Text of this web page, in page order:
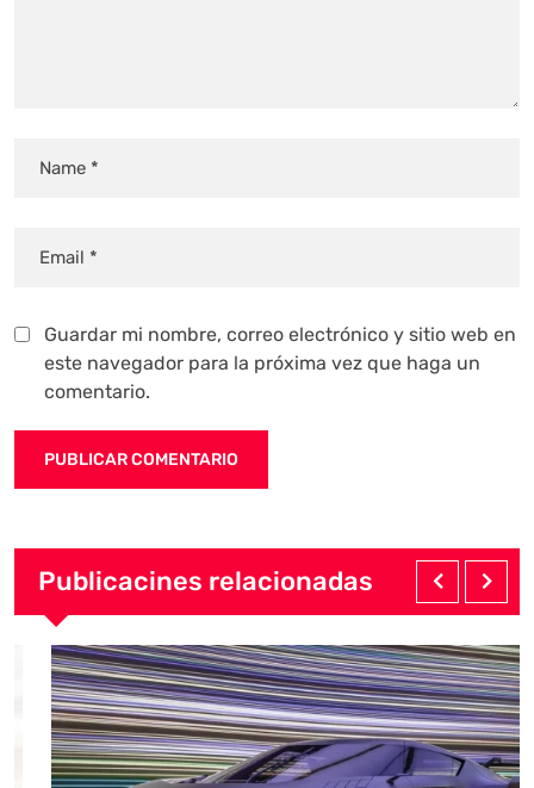
Guardar mi nombre, correo electrónico y sitio web en
este navegador para la próxima vez que haga un
comentario.
Publicacines relacionadas